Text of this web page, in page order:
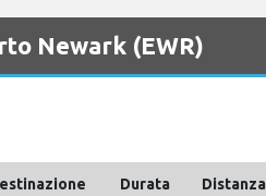
Newark (EWR)
Durata
Distanza